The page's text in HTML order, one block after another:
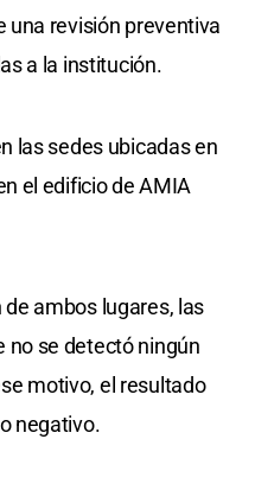
una revisión preventiva
a la institución.
las sedes ubicadas en
el edificio de AMIA
ambos lugares, las
no se detectó ningún
motivo, el resultado
negativo.